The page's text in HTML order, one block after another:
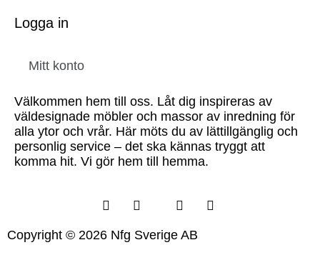
Logga in
Mitt konto
Välkommen hem till oss. Låt dig inspireras av
väldesignade möbler och massor av inredning för
alla ytor och vrår. Här möts du av lättillgänglig och
personlig service – det ska kännas tryggt att
komma hit. Vi gör hem till hemma.
Copyright © 2026 Nfg Sverige AB